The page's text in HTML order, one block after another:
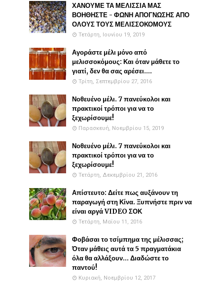
ΧΑΝΟΥΜΕ ΤΑ ΜΕΛΙΣΣΙΑ ΜΑΣ
ΒΟΗΘΗΣΤΕ - ΦΩΝΗ ΑΠΟΓΝΩΣΗΣ ΑΠΟ
ΟΛΟΥΣ ΤΟΥΣ ΜΕΛΙΣΣΟΚΟΜΟΥΣ
Τετάρτη, Ιουνίου 19, 2019
Αγοράστε μέλι μόνο από
μελισσοκόμους: Και όταν μάθετε το
γιατί, δεν θα σας αρέσει....
Τρίτη, Σεπτεμβρίου 27, 2016
Νοθευένο μέλι. 7 πανεύκολοι και
πρακτικοί τρόποι για να το
ξεχωρίσουμε!
Παρασκευή, Νοεμβρίου 15, 2019
Νοθευένο μέλι. 7 πανεύκολοι και
πρακτικοί τρόποι για να το
ξεχωρίσουμε!
Τετάρτη, Δεκεμβρίου 21, 2016
Απίστευτο: Δείτε πως αυξάνουν τη
παραγωγή στη Κίνα. Ξυπνήστε πριν να
είναι αργά VIDEO ΣΟΚ
Τετάρτη, Μαΐου 11, 2016
Φοβάσαι το τσίμπημα της μέλισσας;
Όταν μάθεις αυτά τα 5 πραγματάκια
όλα θα αλλάξουν... Διαδώστε το
παντού!
Κυριακή, Νοεμβρίου 12, 2017